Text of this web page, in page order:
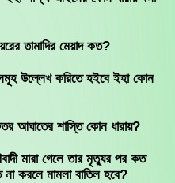
তামাদির মেয়াদ কত?
উল্লেখ করিতে হইবে ইহা কোন
আঘাতের শাস্তি কোন ধারায়?
মারা গেলে তার মৃত্যুর পর কত
না করলে মামলা বাতিল হবে?